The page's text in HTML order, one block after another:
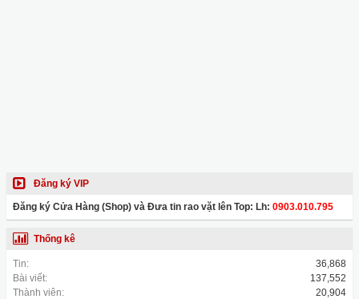
Đăng ký VIP
Đăng ký Cửa Hàng (Shop) và Đưa tin rao vặt lên Top: Lh: 0903.010.795
Thống kê
Tin:
36,868
Bài viết:
137,552
Thành viên:
20,904